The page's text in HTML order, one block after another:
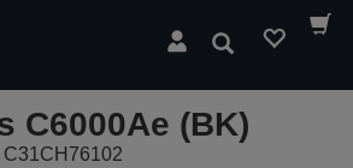
Pesquisar
C6000Ae (BK)
C31CH76102